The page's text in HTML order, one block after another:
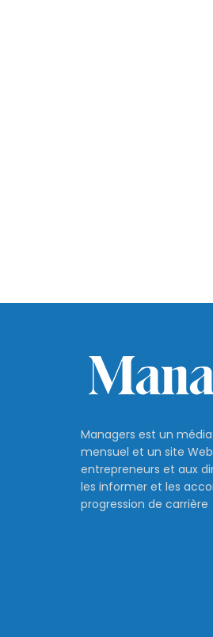
Managers est un
mensuel et un site
entrepreneurs et aux
les informer et les
progression de carrière